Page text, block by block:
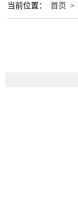
当前位置： 首页 >